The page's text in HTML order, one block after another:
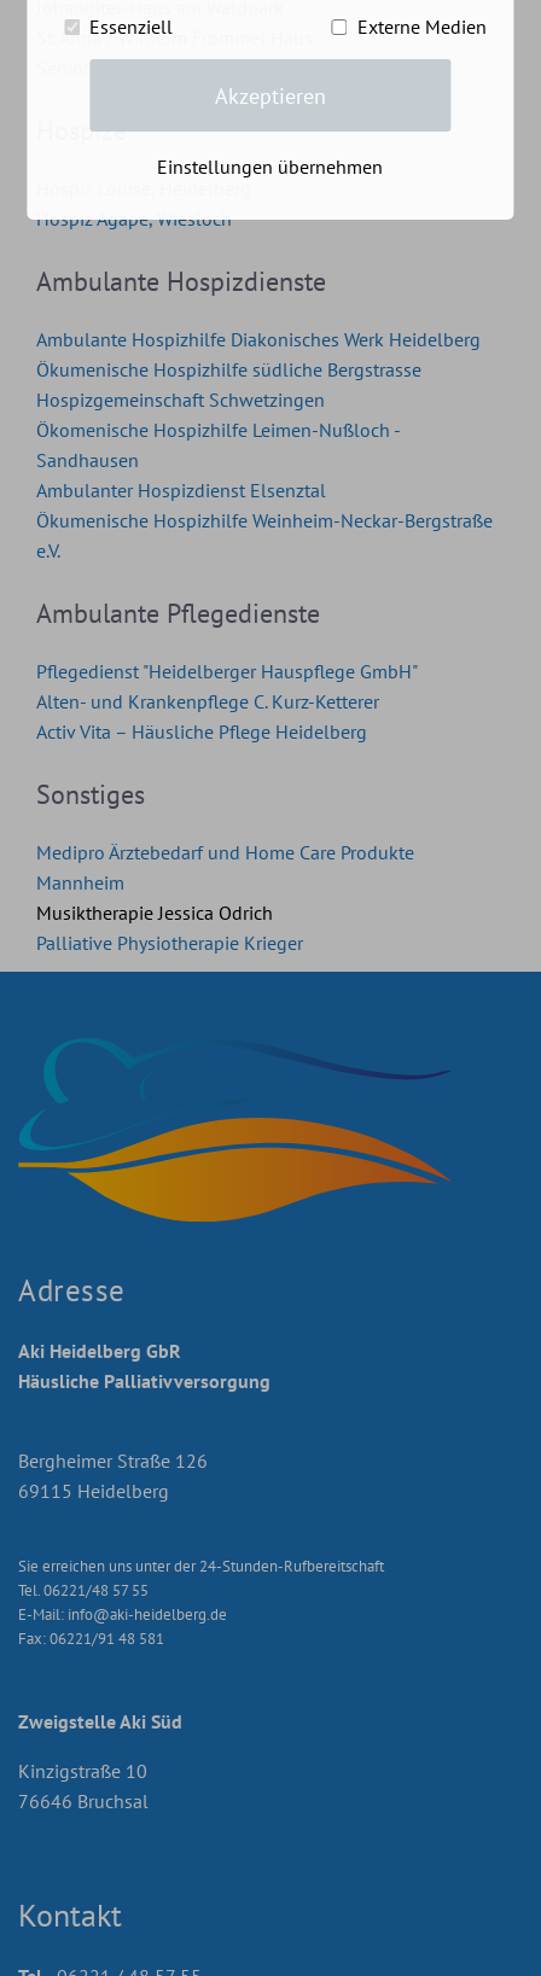
St. Anna / Wilhelm Frommel Haus
Seniorenresidenz Augustinum Heidelberg
Hospize
Hospiz Agape, Wiesloch
Ambulante Hospizdienste
Ambulante Hospizhilfe Diakonisches Werk Heidelberg
Ökumenische Hospizhilfe südliche Bergstrasse
Hospizgemeinschaft Schwetzingen
Ökomenische Hospizhilfe Leimen-Nußloch -
Sandhausen
Ambulanter Hospizdienst Elsenztal
Ökumenische Hospizhilfe Weinheim-Neckar-Bergstraße
e.V.
Ambulante Pflegedienste
Pflegedienst "Heidelberger Hauspflege GmbH"
Alten- und Krankenpflege C. Kurz-Ketterer
Activ Vita – Häusliche Pflege Heidelberg
Sonstiges
Medipro Ärztebedarf und Home Care Produkte
Mannheim
Musiktherapie Jessica Odrich
Palliative Physiotherapie Krieger
Adresse
Aki Heidelberg GbR
Häusliche Palliativversorgung
Bergheimer Straße 126
69115 Heidelberg
Sie erreichen uns unter der 24-Stunden-Rufbereitschaft
Tel. 06221/48 57 55
E-Mail: info@aki-heidelberg.de
Fax: 06221/91 48 581
Zweigstelle Aki Süd
Kinzigstraße 10
76646 Bruchsal
Kontakt
Essenziell
Externe Medien
Akzeptieren
Einstellungen übernehmen